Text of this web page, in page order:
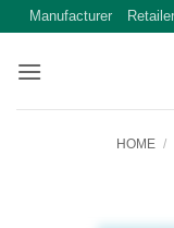
Skip
content
Manufacturer Retailer
HOME /